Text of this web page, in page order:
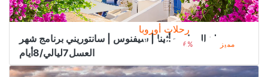
مميز 6%
رحلات أوروبا
من 4.800﷼ 4.500﷼
رحلة اليونان - أثينا | سيفنوس | سانتوريني برنامج شهر
العسل7ليالي/8أيام